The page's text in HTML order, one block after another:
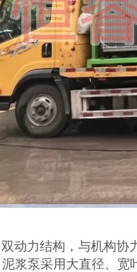
动力结构，与机构协
浆泵采用大直径、